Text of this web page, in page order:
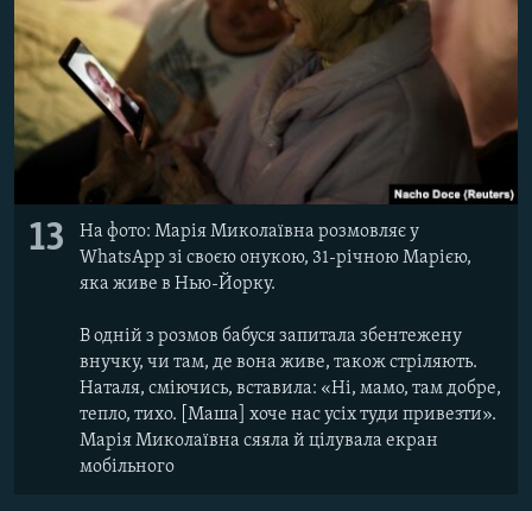
13
На фото: Марія Миколаївна розмовляє у
WhatsApp зі своєю онукою, 31-річною Марією,
яка живе в Нью-Йорку.
В одній з розмов бабуся запитала збентежену
внучку, чи там, де вона живе, також стріляють.
Наталя, сміючись, вставила: «Ні, мамо, там добре,
тепло, тихо. [Маша] хоче нас усіх туди привезти».
Марія Миколаївна сяяла й цілувала екран
мобільного